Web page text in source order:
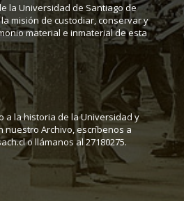
la Universidad de Santiago de
misión de custodiar, conservar y
material e inmaterial de esta
a la historia de la Universidad y
nuestro Archivo, escríbenos a
o llámanos al 27180275.